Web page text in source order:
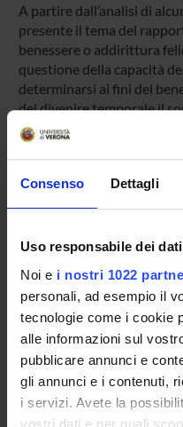
Consenso Dettagli
Uso responsabile dei dati
Noi e i nostri 1022
personali, ad esempio il
tecnologie come i cookie
alle informazioni sul
pubblicare annunci e
gli annunci e i contenuti,
i servizi. Avete la
vostri dati e per quali
A partire dall’analisi di
presente il tema del
benessere o addirittura
questione della capacità
determinarsi ai fini del
del divenire temporale il
in cui comprendere il
desiderio, inerzia e
dello scorrere del tempo, lo
l’esperienza della
123480
Handle IRIS:
11562/1052895
Last Modified:
November 6, 2022
Bibliographic citation:
Erle, Giorgio,Dieta e